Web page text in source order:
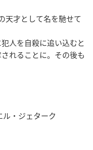
天才として名を馳せて
人を自殺に追い込むと
れることに。その後も
ル・ジェターク